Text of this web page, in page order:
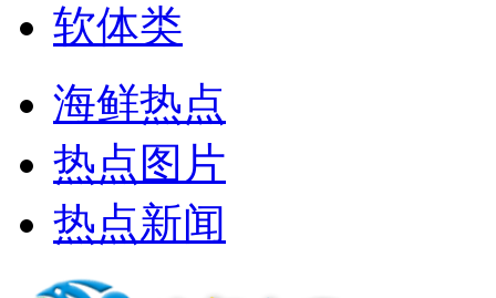
软体类
海鲜热点
热点图片
热点新闻